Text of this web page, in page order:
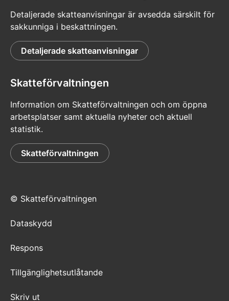
Detaljerade skatteanvisningar är avsedda särskilt för
sakkunniga i beskattningen.
Detaljerade skatteanvisningar
Skatteförvaltningen
Information om Skatteförvaltningen och om öppna
arbetsplatser samt aktuella nyheter och aktuell
statistik.
Skatteförvaltningen
© Skatteförvaltningen
Dataskydd
Respons
Tillgänglighetsutlåtande
Skriv ut